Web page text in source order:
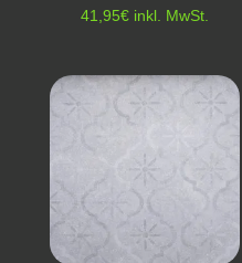
41,95€ inkl. MwSt.